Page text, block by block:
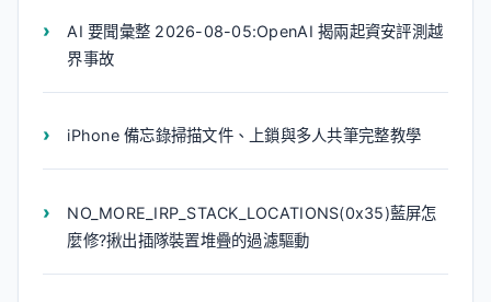
AI 要聞彙整 2026-08-05:OpenAI 揭兩起資安評測越
界事故
iPhone 備忘錄掃描文件、上鎖與多人共筆完整教學
NO_MORE_IRP_STACK_LOCATIONS(0x35)藍屏怎
麼修?揪出插隊裝置堆疊的過濾驅動